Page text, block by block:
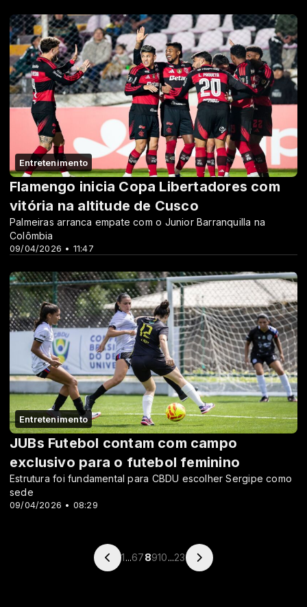
Entretenimento
09/04/2026 • 11:47
Flamengo inicia Copa Libertadores com
vitória na altitude de Cusco
Palmeiras arranca empate com o Junior Barranquilla na
Colômbia
Entretenimento
09/04/2026 • 08:29
JUBs Futebol contam com campo
exclusivo para o futebol feminino
Estrutura foi fundamental para CBDU escolher Sergipe como
sede
1...678910...23